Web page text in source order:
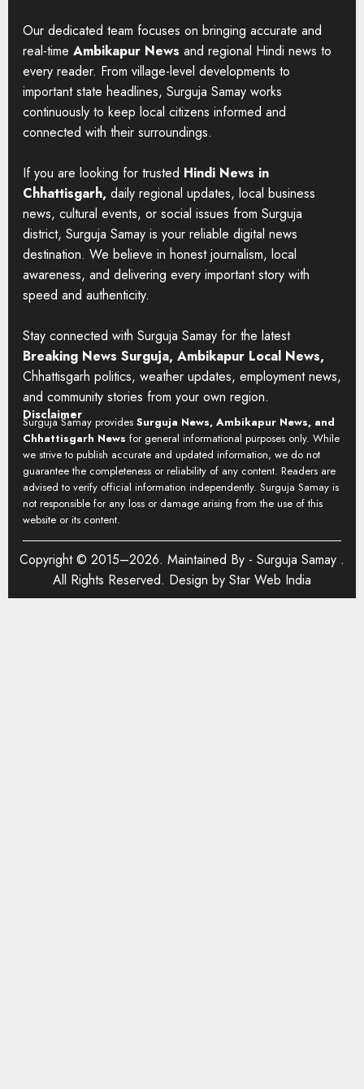
Our dedicated team focuses on bringing accurate and
real-time Ambikapur News and regional Hindi news to
every reader. From village-level developments to
important state headlines, Surguja Samay works
continuously to keep local citizens informed and
connected with their surroundings.
If you are looking for trusted Hindi News in
Chhattisgarh, daily regional updates, local business
news, cultural events, or social issues from Surguja
district, Surguja Samay is your reliable digital news
destination. We believe in honest journalism, local
awareness, and delivering every important story with
speed and authenticity.
Stay connected with Surguja Samay for the latest
Breaking News Surguja, Ambikapur Local News,
Chhattisgarh politics, weather updates, employment news,
and community stories from your own region.
Disclaimer
Surguja Samay provides Surguja News, Ambikapur News, and
Chhattisgarh News for general informational purposes only. While
we strive to publish accurate and updated information, we do not
guarantee the completeness or reliability of any content. Readers are
advised to verify official information independently. Surguja Samay is
not responsible for any loss or damage arising from the use of this
website or its content.
Copyright © 2015–2026. Maintained By - Surguja Samay .
All Rights Reserved. Design by Star Web India